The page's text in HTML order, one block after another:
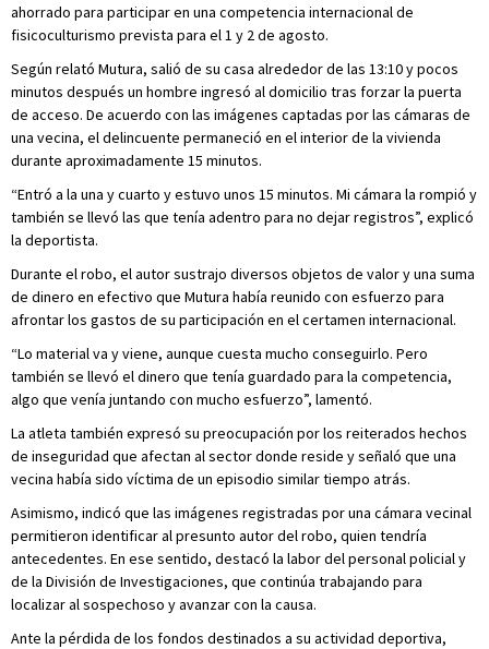
ahorrado para participar en una competencia internacional de
fisicoculturismo prevista para el 1 y 2 de agosto.
Según relató Mutura, salió de su casa alrededor de las 13:10 y pocos
minutos después un hombre ingresó al domicilio tras forzar la puerta
de acceso. De acuerdo con las imágenes captadas por las cámaras de
una vecina, el delincuente permaneció en el interior de la vivienda
durante aproximadamente 15 minutos.
“Entró a la una y cuarto y estuvo unos 15 minutos. Mi cámara la rompió y
también se llevó las que tenía adentro para no dejar registros”, explicó
la deportista.
Durante el robo, el autor sustrajo diversos objetos de valor y una suma
de dinero en efectivo que Mutura había reunido con esfuerzo para
afrontar los gastos de su participación en el certamen internacional.
“Lo material va y viene, aunque cuesta mucho conseguirlo. Pero
también se llevó el dinero que tenía guardado para la competencia,
algo que venía juntando con mucho esfuerzo”, lamentó.
La atleta también expresó su preocupación por los reiterados hechos
de inseguridad que afectan al sector donde reside y señaló que una
vecina había sido víctima de un episodio similar tiempo atrás.
Asimismo, indicó que las imágenes registradas por una cámara vecinal
permitieron identificar al presunto autor del robo, quien tendría
antecedentes. En ese sentido, destacó la labor del personal policial y
de la División de Investigaciones, que continúa trabajando para
localizar al sospechoso y avanzar con la causa.
Ante la pérdida de los fondos destinados a su actividad deportiva,